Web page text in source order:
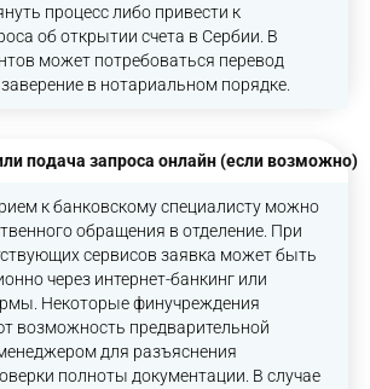
процесс либо привести к
об открытии счета в Сербии. В
может потребоваться перевод
в нотариальном порядке.
подача запроса онлайн (если возможно)
к банковскому специалисту можно
обращения в отделение. При
сервисов заявка может быть
через интернет-банкинг или
Некоторые финучреждения
возможность предварительной
для разъяснения
полноты документации. В случае